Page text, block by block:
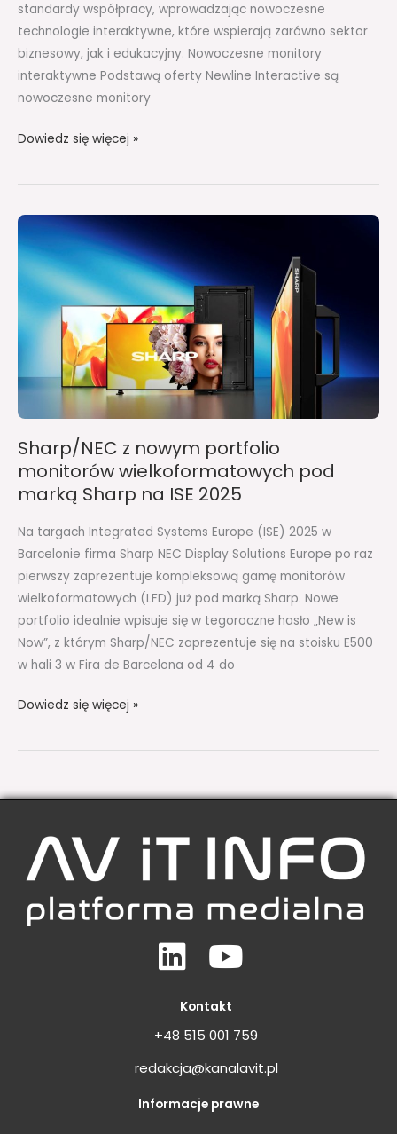
standardy współpracy, wprowadzając nowoczesne
technologie interaktywne, które wspierają zarówno sektor
biznesowy, jak i edukacyjny. Nowoczesne monitory
interaktywne Podstawą oferty Newline Interactive są
nowoczesne monitory
Dowiedz się więcej »
Sharp/NEC z nowym portfolio
monitorów wielkoformatowych pod
marką Sharp na ISE 2025
Na targach Integrated Systems Europe (ISE) 2025 w
Barcelonie firma Sharp NEC Display Solutions Europe po raz
pierwszy zaprezentuje kompleksową gamę monitorów
wielkoformatowych (LFD) już pod marką Sharp. Nowe
portfolio idealnie wpisuje się w tegoroczne hasło „New is
Now”, z którym Sharp/NEC zaprezentuje się na stoisku E500
w hali 3 w Fira de Barcelona od 4 do
Sharp/NEC
z
nowym
portfolio
monitorów
wielkoformatowych
marką
na
ISE
2025
Dowiedz się więcej »
LinkedinYoutube
Kontakt
+48 515 001 759
redakcja@kanalavit.pl
Informacje prawne